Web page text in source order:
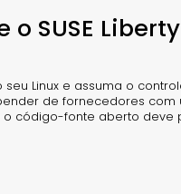
o SUSE
seu Linux e assuma o
de fornecedores com
o código-fonte aberto deve